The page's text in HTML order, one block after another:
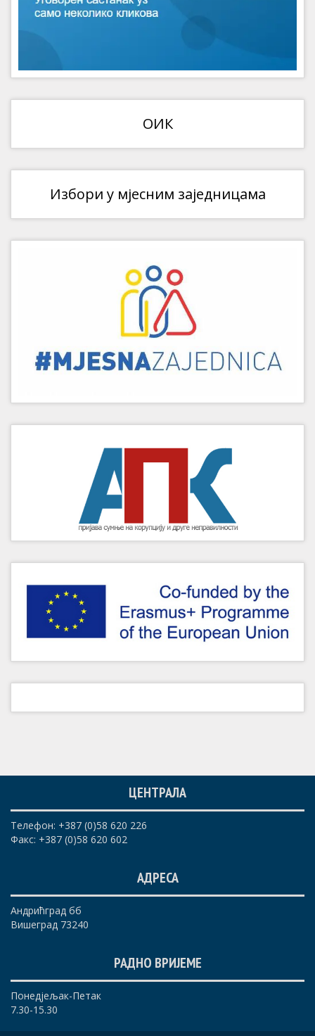
ОИК
Избори у мјесним заједницама
ЦЕНТРАЛА
Телефон: +387 (0)58 620 226
Факс: +387 (0)58 620 602
АДРЕСА
Андрићград бб
Вишеград 73240
РАДНО ВРИЈЕМЕ
Понедјељак-Петак
7.30-15.30